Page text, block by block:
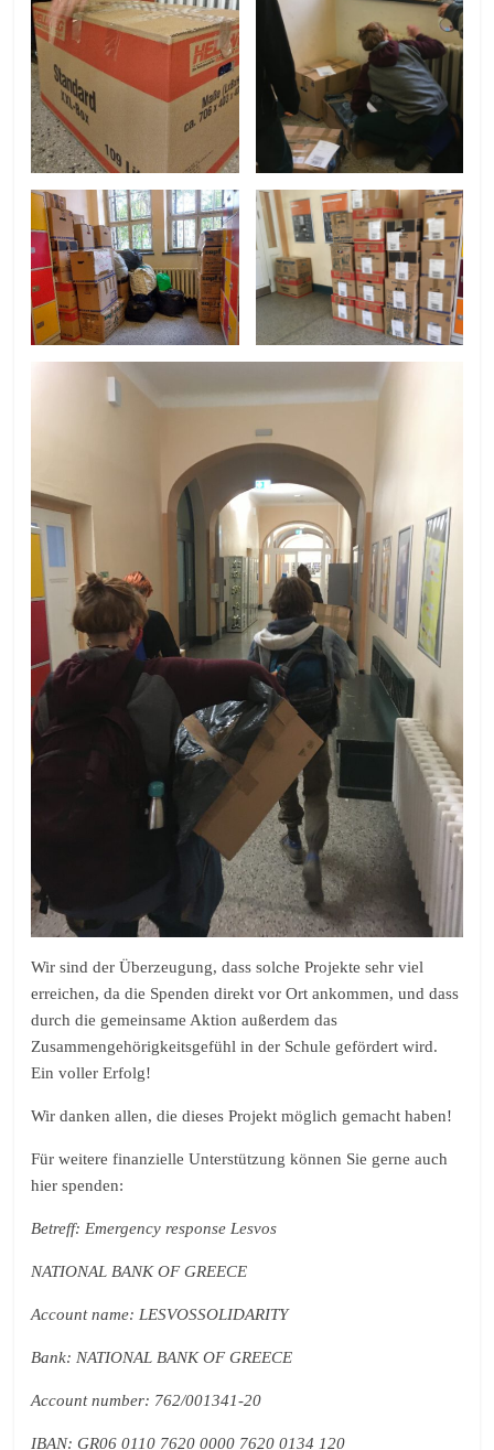
Wir sind der Überzeugung, dass solche Projekte sehr viel
erreichen, da die Spenden direkt vor Ort ankommen, und dass
durch die gemeinsame Aktion außerdem das
Zusammengehörigkeitsgefühl in der Schule gefördert wird.
Ein voller Erfolg!
Wir danken allen, die dieses Projekt möglich gemacht haben!
Für weitere finanzielle Unterstützung können Sie gerne auch
hier spenden:
Betreff: Emergency response Lesvos
NATIONAL BANK OF GREECE
Account name: LESVOSSOLIDARITY
Bank: NATIONAL BANK OF GREECE
Account number: 762/001341-20
IBAN: GR06 0110 7620 0000 7620 0134 120